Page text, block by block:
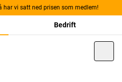
har vi satt ned prisen som medlem!
Bedrift